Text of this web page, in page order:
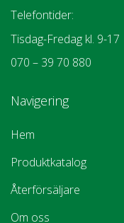
Telefontider:
Tisdag-Fredag kl. 9-17
070 – 39 70 880
Navigering
Hem
Produktkatalog
Återförsäljare
Om oss